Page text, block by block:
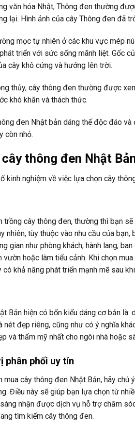
văn hóa Nhật, Thông đen thường
lại. Hình ảnh của cây Thông đen đã
mọc tự nhiên ở các khu vực mép
triển với sức sống mãnh liệt. Gốc
cây khô cứng và hướng lên trời.
thủy, cây thông đen thường được
khó khăn và thách thức.
đen Nhật bản dáng thế độc đáo
còn nhỏ.
thông đen Nhật
kinh nghiệm về việc lựa chọn cây
trồng cây thông đen, thường thì bạn
nhiên, tùy thuộc vào nhu cầu của
gian như phòng khách, hành lang,
vườn hoặc làm tiểu cảnh. Khi chọn
khả năng phát triển mạnh mẽ sau
Bản hiện có bốn kiểu dáng cơ bản là:
nét đẹp riêng, cũng như có ý nghĩa
và thẩm mỹ nhất cho ngôi nhà hoặc
phân phối uy tín
mua cây thông đen Nhật Bản, hãy
Điều này sẽ giúp bạn lựa chọn từ
nhận được dịch vụ hỗ trợ chăm
tìm kiếm cây thông đen.